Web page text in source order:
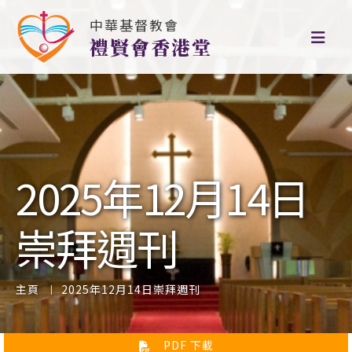
中華基督教會
禮賢會香港堂
2025年12月14日
崇拜週刊
主頁 2025年12月14日崇拜週刊
PDF 下載